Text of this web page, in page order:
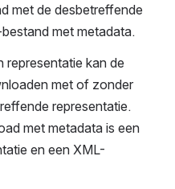
met de desbetreffende
met metadata.
representatie kan de
met of zonder
representatie.
met metadata is een
en een XML-